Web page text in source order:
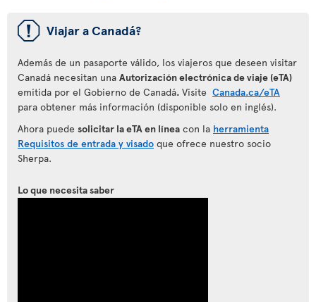
ü Viajar a Canadá?
Además de un pasaporte válido, los viajeros que deseen visitar
Canadá necesitan una Autorización electrónica de viaje (eTA)
emitida por el Gobierno de Canadá. Visite Canada.ca/eTA
para obtener más información (disponible solo en inglés).
Ahora puede solicitar la eTA en línea con la herramienta
Requisitos de entrada y visado que ofrece nuestro socio
Sherpa.
Lo que necesita saber